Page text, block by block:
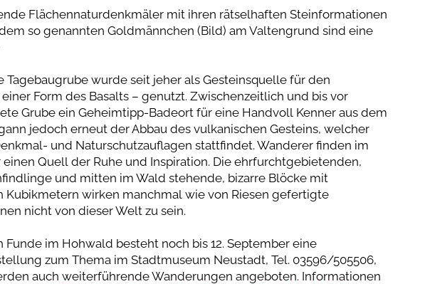
Flächennaturdenkmäler mit ihren rätselhaften Steinformationen
so genannten Goldmännchen (Bild) am Valtengrund sind eine
Tagebaugrube wurde seit jeher als Gesteinsquelle für den
Form des Basalts – genutzt. Zwischenzeitlich und bis vor
Grube ein Geheimtipp-Badeort für eine Handvoll Kenner aus dem
jedoch erneut der Abbau des vulkanischen Gesteins, welcher
und Naturschutzauflagen stattfindet. Wanderer finden im
Quell der Ruhe und Inspiration. Die ehrfurchtgebietenden,
und mitten im Wald stehende, bizarre Blöcke mit
Kubikmetern wirken manchmal wie von Riesen gefertigte
nicht von dieser Welt zu sein.
im Hohwald besteht noch bis 12. September eine
zum Thema im Stadtmuseum Neustadt, Tel. 03596/505506,
auch weiterführende Wanderungen angeboten. Informationen